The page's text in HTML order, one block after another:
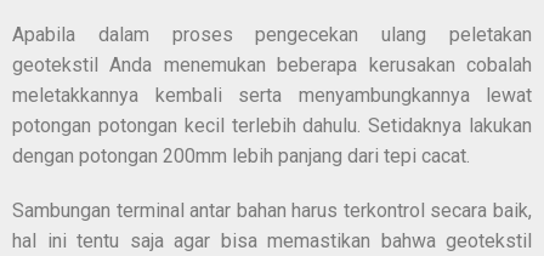
Apabila dalam proses pengecekan ulang peletakan
geotekstil Anda menemukan beberapa kerusakan cobalah
meletakkannya kembali serta menyambungkannya lewat
potongan potongan kecil terlebih dahulu. Setidaknya lakukan
dengan potongan 200mm lebih panjang dari tepi cacat.
Sambungan terminal antar bahan harus terkontrol secara baik,
hal ini tentu saja agar bisa memastikan bahwa geotekstil